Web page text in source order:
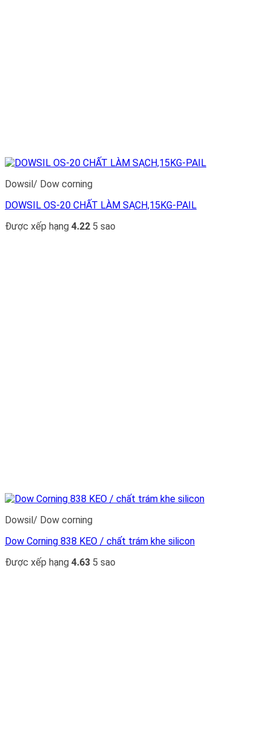
Dowsil/ Dow corning
DOWSIL OS-20 CHẤT LÀM SẠCH,15KG-PAIL
Được xếp hạng 4.22 5 sao
Dowsil/ Dow corning
Dow Corning 838 KEO / chất trám khe silicon
Được xếp hạng 4.63 5 sao